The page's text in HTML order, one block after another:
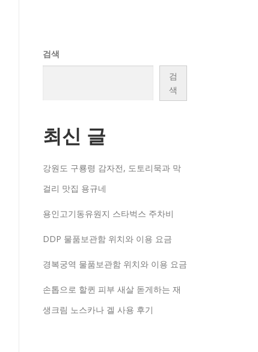
검색
검
색
최신 글
강원도 구룡령 감자전, 도토리묵과 막
걸리 맛집 용규네
용인고기동유원지 스타벅스 주차비
DDP 물품보관함 위치와 이용 요금
경복궁역 물품보관함 위치와 이용 요금
손톱으로 할퀸 피부 새살 돋게하는 재
생크림 노스카나 겔 사용 후기